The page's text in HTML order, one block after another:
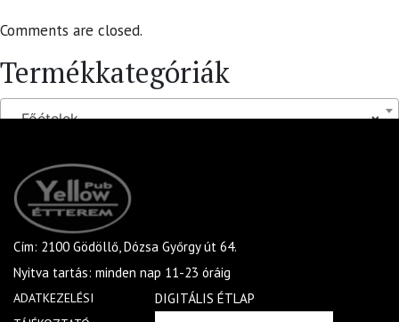
Comments are closed.
Termékkategóriák
×
Főételek
Cím: 2100 Gödöllő, Dózsa Győrgy út 64.
Nyitva tartás: minden nap 11-23 óráig
ADATKEZELÉSI
DIGITÁLIS ÉTLAP